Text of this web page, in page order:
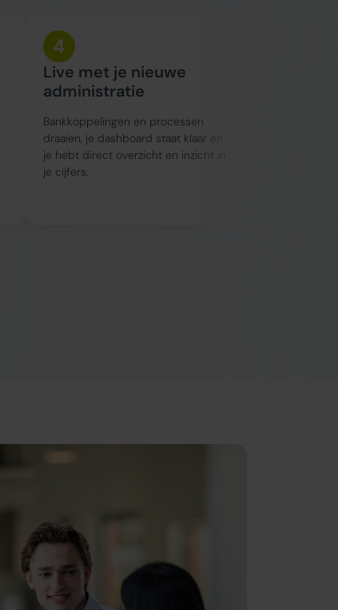
4
Live met je nieuwe
administratie
Bankkoppelingen en processen
draaien, je dashboard staat klaar en
je hebt direct overzicht en inzicht in
je cijfers.